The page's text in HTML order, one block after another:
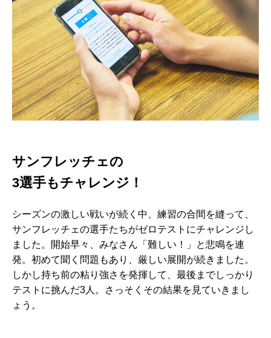
サンフレッチェの
3選手もチャレンジ！
シーズンの激しい戦いが続く中、練習の合間を縫って、
サンフレッチェの選手たちがゼロテストにチャレンジし
ました。開始早々、みなさん「難しい！」と悲鳴を連
発。初めて聞く問題もあり、厳しい展開が続きました。
しかし持ち前の粘り強さを発揮して、最後までしっかり
テストに挑んだ3人。さっそくその結果を見ていきまし
ょう。